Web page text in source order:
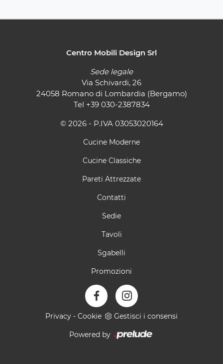
Centro Mobili Design Srl
Sede legale
Via Schivardi, 26
24058 Romano di Lombardia (Bergamo)
Tel +39 030-2387834
© 2026 - P.IVA 03053020164
Cucine Moderne
Cucine Classiche
Pareti Attrezzate
Contatti
Sedie
Tavoli
Sgabelli
Promozioni
Privacy - Cookie Gestisci i consensi
Powered by